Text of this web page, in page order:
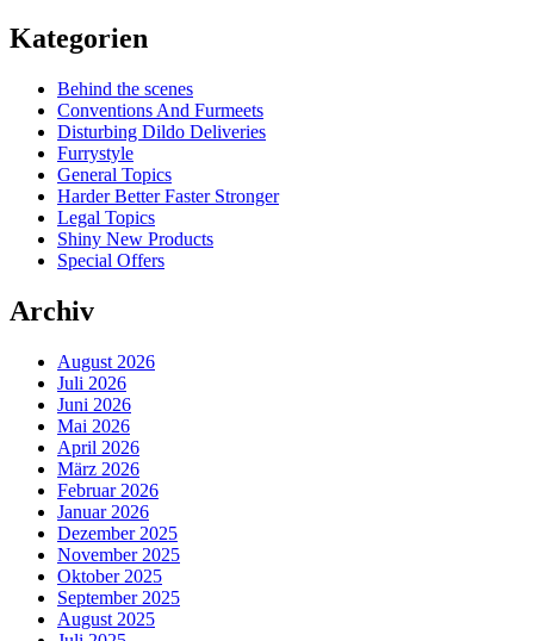
Kategorien
Behind the scenes
Conventions And Furmeets
Disturbing Dildo Deliveries
Furrystyle
General Topics
Harder Better Faster Stronger
Legal Topics
Shiny New Products
Special Offers
Archiv
August 2026
Juli 2026
Juni 2026
Mai 2026
April 2026
März 2026
Februar 2026
Januar 2026
Dezember 2025
November 2025
Oktober 2025
September 2025
August 2025